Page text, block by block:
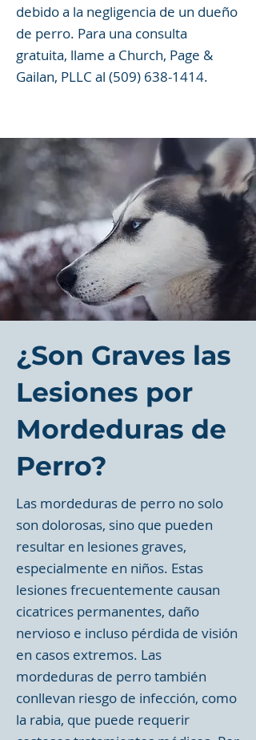
debido a la negligencia de un dueño
de perro. Para una consulta
gratuita, llame a Church, Page &
Gailan, PLLC al (509) 638-1414.
¿Son Graves las
Lesiones por
Mordeduras de
Perro?
Las mordeduras de perro no solo
son dolorosas, sino que pueden
resultar en lesiones graves,
especialmente en niños. Estas
lesiones frecuentemente causan
cicatrices permanentes, daño
nervioso e incluso pérdida de visión
en casos extremos. Las
mordeduras de perro también
conllevan riesgo de infección, como
la rabia, que puede requerir